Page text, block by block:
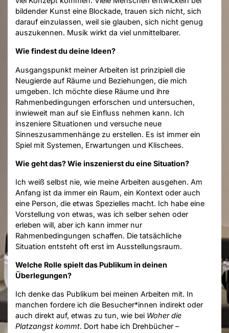
bildender Kunst eine Blockade, trauen sich nicht, sich
darauf einzulassen, weil sie glauben, sich nicht genug
auszukennen. Musik wirkt da viel unmittelbarer.
Wie findest du deine Ideen?
Ausgangspunkt meiner Arbeiten ist prinzipiell die
Neugierde auf Räume und Beziehungen, die mich
umgeben. Ich möchte diese Räume und ihre
Rahmenbedingungen erforschen und untersuchen,
inwieweit man auf sie Einfluss nehmen kann. Ich
inszeniere Situationen und versuche neue
Sinneszusammenhänge zu erstellen. Es ist immer ein
Spiel mit Systemen, Erwartungen und Klischees.
Wie geht das? Wie inszenierst du eine Situation?
Ich weiß selbst nie, wie meine Arbeiten ausgehen. Am
Anfang ist da immer ein Raum, ein Kontext oder auch
eine Person, die etwas Spezielles macht. Ich habe eine
Vorstellung von etwas, was ich selber sehen oder
erleben will, aber ich kann immer nur
Rahmenbedingungen schaffen. Die tatsächliche
Situation entsteht oft erst im Ausstellungsraum.
Welche Rolle spielt das Publikum in deinen
Überlegungen?
Ich denke das Publikum bei meinen Arbeiten mit. In
manchen fordere ich die Besucher*innen indirekt oder
auch direkt auf, etwas zu tun, wie bei Woher die
Platzangst kommt. Dort habe ich Drehbücher –